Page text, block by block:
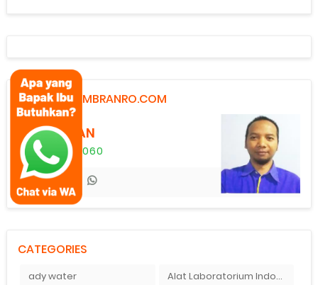
KONTAK MEMBRANRO.COM
KONSULTAN
0821 2742 4060
CATEGORIES
ady water Alat Laboratorium Indonesia